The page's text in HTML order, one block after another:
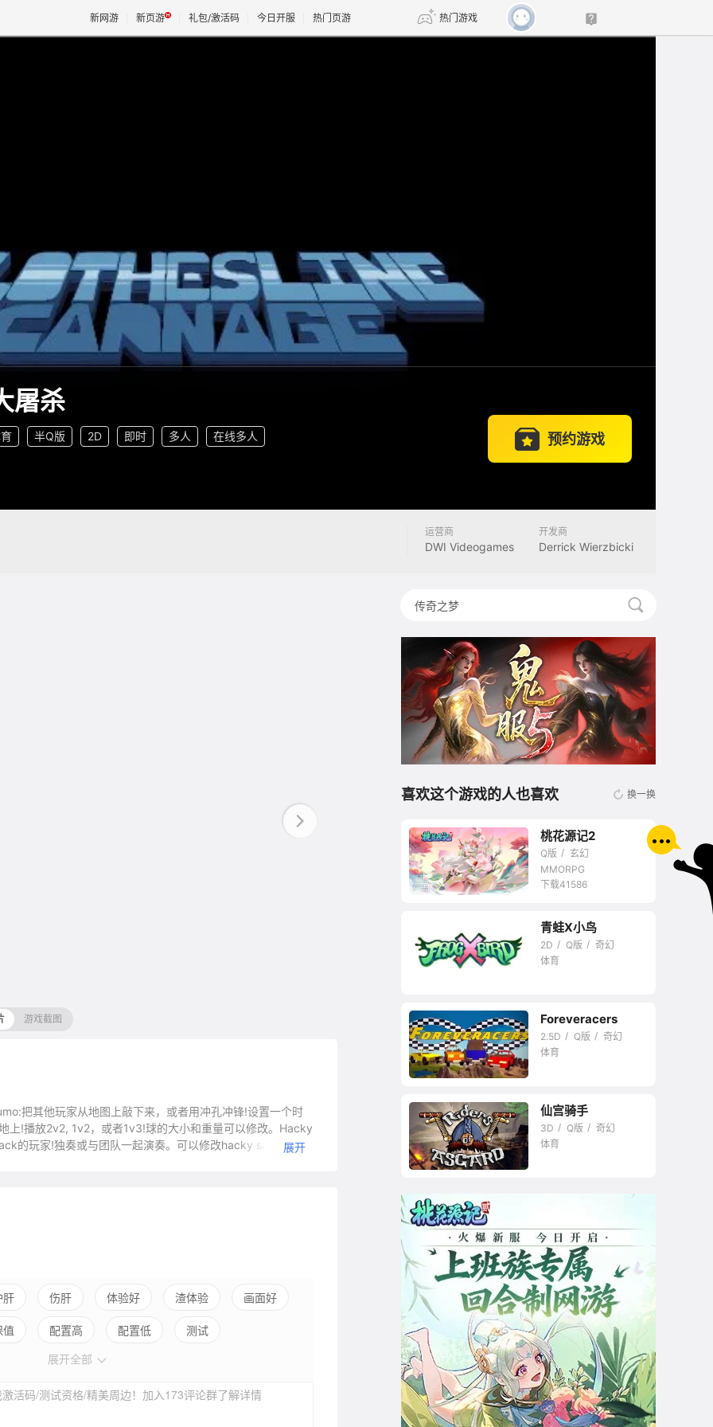
新网游 新页游 礼包/激活码 今日开服 热门页游 热门游戏
屠杀
半Q版 2D 即时 多人 在线多人 预约游戏
运营商
DWI Videogames
开发商
Derrick Wierzbicki
游戏截图
把其他玩家从地图上敲下来，或者用冲孔冲锋!设置一个时
上!播放2v2, 1v2，或者1v3!球的大小和重量可以修改。Hacky
的玩家!独奏或与团队一起演奏。可以修改hacky sack的大
展开
肝 伤肝 体验好 渣体验 画面好
配置高 配置低
测试
展开全部
活码/测试资格/精美周边！加入173评论群了解详情
喜欢这个游戏的人也喜欢 换一换
网游
桃花源记2
Q版
玄幻
MMORPG
下载41586
青蛙X小鸟
2D Q版
奇幻
体育
Foreveracers
2.5D Q版
奇幻
体育
仙宫骑手
3D Q版
奇幻
体育